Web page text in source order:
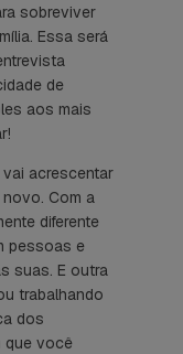
sobreviver
Essa será
de
aos mais
acrescentar
Com a
diferente
pessoas e
suas. E outra
trabalhando
dos
que você